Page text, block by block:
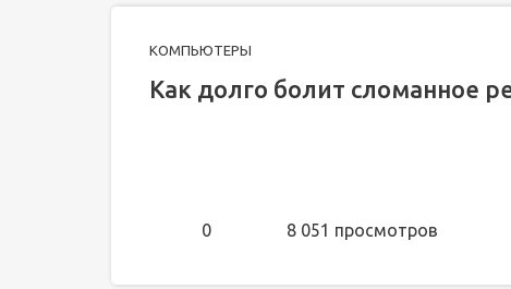
КОМПЬЮТЕРЫ
Как долго болит сломанное
0 8 051 просмотров